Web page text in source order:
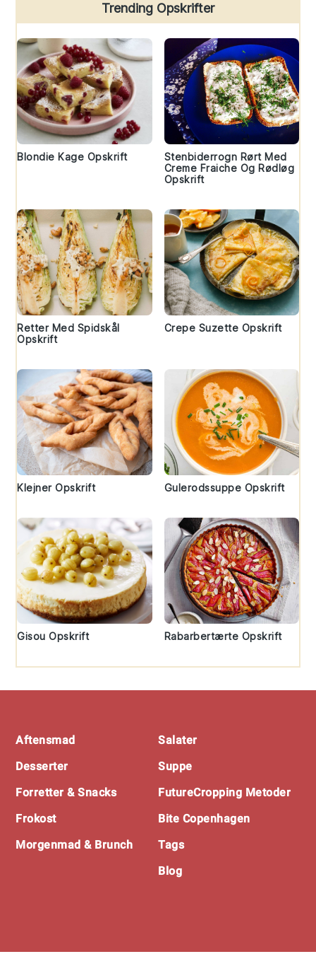
Trending Opskrifter
Blondie Kage Opskrift
Stenbiderrogn Rørt Med
Creme Fraiche Og Rødløg
Opskrift
Retter Med Spidskål
Opskrift
Crepe Suzette Opskrift
Klejner Opskrift Gulerodssuppe Opskrift
Gisou Opskrift Rabarbertærte Opskrift
Aftensmad
Desserter
Forretter & Snacks
Frokost
Morgenmad & Brunch
Salater
Suppe
FutureCropping Metoder
Bite Copenhagen
Tags
Blog